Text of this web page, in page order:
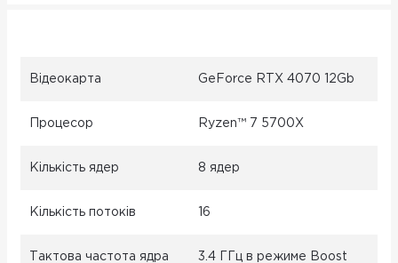
Відеокарта GeForce RTX 4070 12Gb
Процесор Ryzen™ 7 5700X
Кількість ядер 8 ядер
Кількість потоків 16
Тактова частота ядра
3.4 ГГц в режиме Boost